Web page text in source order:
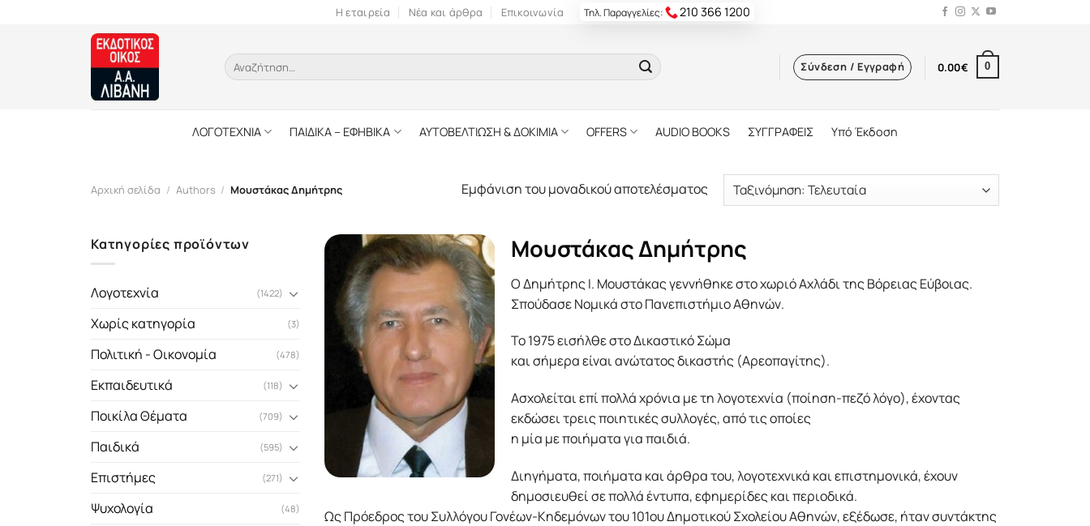
Η εταιρεία Νέα και άρθρα Επικοινωνία Τηλ. Παραγγελίες: 210 366 1200
Αναζήτηση
για:
Σύνδεση / Εγγραφή 0.00€ 0
ΛΟΓΟΤΕΧΝΙΑ ΠΑΙΔΙΚΑ – ΕΦΗΒΙΚΑ ΑΥΤΟΒΕΛΤΙΩΣΗ & ΔΟΚΙΜΙΑ OFFERS AUDIO BOOKS ΣΥΓΓΡΑΦΕΙΣ Υπό Έκδοση
Αρχική σελίδα / Authors / Μουστάκας Δημήτρης Εμφάνιση του μοναδικού αποτελέσματος
Κατηγορίες προϊόντων
Λογοτεχνία (1422)
Χωρίς κατηγορία (3)
Πολιτική - Οικονομία (478)
Εκπαιδευτικά (118)
Ποικίλα Θέματα (709)
Παιδικά (595)
Επιστήμες (271)
Ψυχολογία (48)
Μουστάκας Δημήτρης
Ο Δημήτρης Ι. Μουστάκας γεννήθηκε στo χωριό Αχλάδι της Βόρειας Εύβοιας.
Σπούδασε Νομικά στο Πανεπιστήμιο Αθηνών.
Το 1975 εισήλθε στο Δικαστικό Σώμα
και σήμερα είναι ανώτατος δικαστής (Αρεοπαγίτης).
Ασχολείται επί πολλά χρόνια με τη λογοτεχνία (ποίηση-πεζό λόγο), έχοντας
εκδώσει τρεις ποιητικές συλλογές, από τις οποίες
η μία με ποιήματα για παιδιά.
Διηγήματα, ποιήματα και άρθρα του, λογοτεχνικά και επιστημονικά, έχουν
δημοσιευθεί σε πολλά έντυπα, εφημερίδες και περιοδικά.
Ως Πρόεδρος του Συλλόγου Γονέων-Κηδεμόνων του 101ου Δημοτικού Σχολείου Αθηνών, εξέδωσε, ήταν συντάκτης